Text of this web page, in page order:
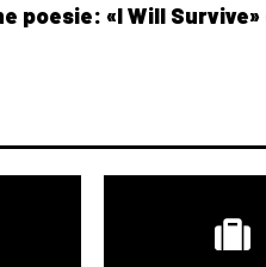
poesie: «I Will Survive»